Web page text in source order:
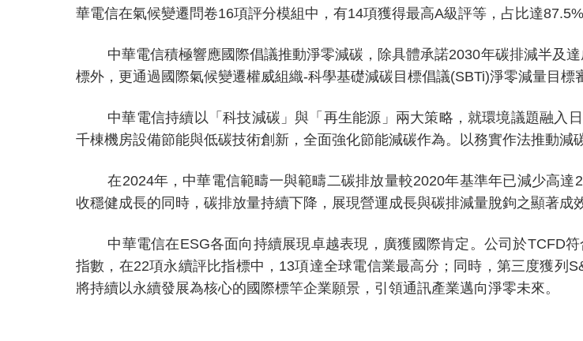
華電信在氣候變遷問卷16項評分模組中，有14項獲得最高A級評等，占比達87.5%
中華電信積極響應國際倡議推動淨零減碳，除具體承諾2030年碳排減半及
標外，更通過國際氣候變遷權威組織-科學基礎減碳目標倡議(SBTi)淨零減量目標
中華電信持續以「科技減碳」與「再生能源」兩大策略，就環境議題融入
千棟機房設備節能與低碳技術創新，全面強化節能減碳作為。以務實作法推動減
在2024年，中華電信範疇一與範疇二碳排放量較2020年基準年已減少高達
收穩健成長的同時，碳排放量持續下降，展現營運成長與碳排減量脫鉤之顯著成效
中華電信在ESG各面向持續展現卓越表現，廣獲國際肯定。公司於TCFD符
指數，在22項永續評比指標中， 13項達全球電信業最高分；同時，第三度獲列
將持續以永續發展為核心的國際標竿企業願景，引領通訊產業邁向淨零未來。